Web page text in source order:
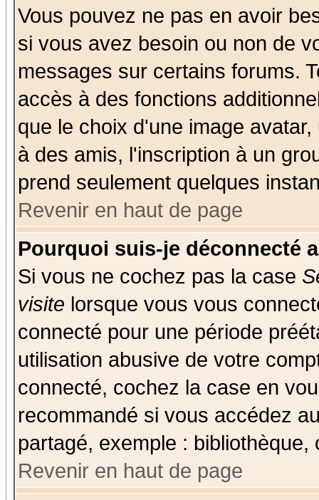
Vous pouvez ne pas en avoir
si vous avez besoin ou non de
messages sur certains forums.
accès à des fonctions
que le choix d'une image
à des amis, l'inscription à un
prend seulement quelques
Revenir en haut de page
Pourquoi suis-je déconnecté
Si vous ne cochez pas la case
visite lorsque vous vous
connecté pour une période
utilisation abusive de votre
connecté, cochez la case en
recommandé si vous accédez
partagé, exemple :
Revenir en haut de page